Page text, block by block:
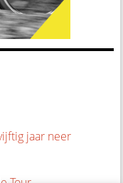
jaar neer